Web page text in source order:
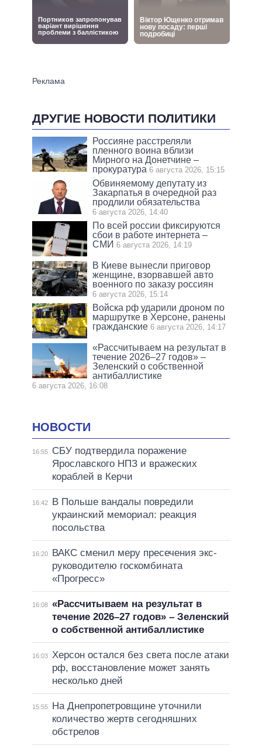
ДРУГИЕ НОВОСТИ ПОЛИТИКИ
Россияне расстреляли
пленного воина вблизи
Мирного на Донетчине –
прокуратура 6 августа 2026, 15:15
Обвиняемому депутату из
Закарпатья в очередной раз
продлили обязательства
6 августа 2026, 14:40
По всей россии фиксируются
сбои в работе интернета –
СМИ 6 августа 2026, 14:19
В Киеве вынесли приговор
женщине, взорвавшей авто
военного по заказу россиян
6 августа 2026, 15:14
Войска рф ударили дроном по
маршрутке в Херсоне, ранены
гражданские 6 августа 2026, 14:17
«Рассчитываем на результат в
течение 2026–27 годов» –
Зеленский о собственной
антибаллистике
6 августа 2026, 16:08
НОВОСТИ
16:55
СБУ подтвердила поражение
Ярославского НПЗ и вражеских
кораблей в Керчи
16:42
В Польше вандалы повредили
украинский мемориал: реакция
посольства
16:20
ВАКС сменил меру пресечения экс-
руководителю госкомбината
«Прогресс»
16:08 «Рассчитываем на результат в
течение 2026–27 годов» – Зеленский
о собственной антибаллистике
16:03 Херсон остался без света после атаки
рф, восстановление может занять
несколько дней
15:55
На Днепропетровщине уточнили
количество жертв сегодняшних
обстрелов